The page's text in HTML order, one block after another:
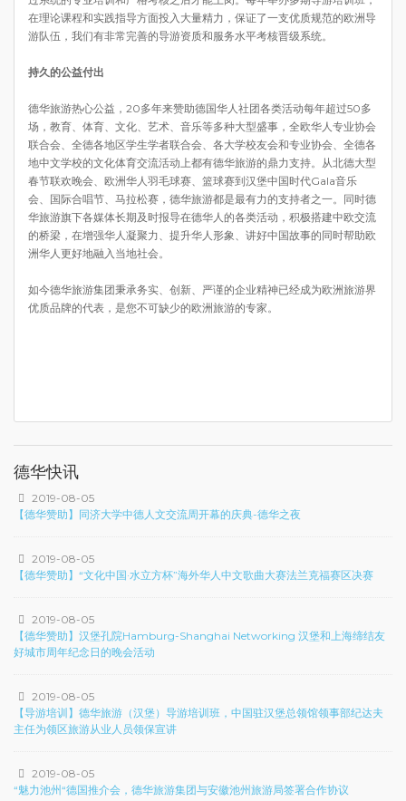
在理论课程和实践指导方面投入大量精力，保证了一支优质规范的欧洲导
游队伍，我们有非常完善的导游资质和服务水平考核晋级系统。
持久的公益付出
德华旅游热心公益，20多年来赞助德国华人社团各类活动每年超过50多
场，教育、体育、文化、艺术、音乐等多种大型盛事，全欧华人专业协会
联合会、全德各地区学生学者联合会、各大学校友会和专业协会、全德各
地中文学校的文化体育交流活动上都有德华旅游的鼎力支持。从北德大型
春节联欢晚会、欧洲华人羽毛球赛、篮球赛到汉堡中国时代Gala音乐
会、国际合唱节、马拉松赛，德华旅游都是最有力的支持者之一。同时德
华旅游旗下各媒体长期及时报导在德华人的各类活动，积极搭建中欧交流
的桥梁，在增强华人凝聚力、提升华人形象、讲好中国故事的同时帮助欧
洲华人更好地融入当地社会。
如今德华旅游集团秉承务实、创新、严谨的企业精神已经成为欧洲旅游界
优质品牌的代表，是您不可缺少的欧洲旅游的专家。
德华快讯
2019-08-05
【德华赞助】同济大学中德人文交流周开幕的庆典-德华之夜
2019-08-05
【德华赞助】“文化中国·水立方杯”海外华人中文歌曲大赛法兰克福赛区决赛
2019-08-05
【德华赞助】汉堡孔院Hamburg-Shanghai Networking 汉堡和上海缔结友
好城市周年纪念日的晚会活动
2019-08-05
【导游培训】德华旅游（汉堡）导游培训班，中国驻汉堡总领馆领事部纪达夫
主任为领区旅游从业人员领保宣讲
2019-08-05
“魅力池州“德国推介会，德华旅游集团与安徽池州旅游局签署合作协议